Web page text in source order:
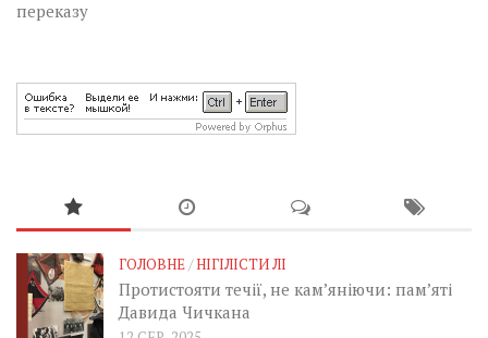
переказу
ГОЛОВНЕ/НІГІЛІСТИ ЛІ
Протистояти течії, не кам’яніючи: пам’яті
Давида Чичкана